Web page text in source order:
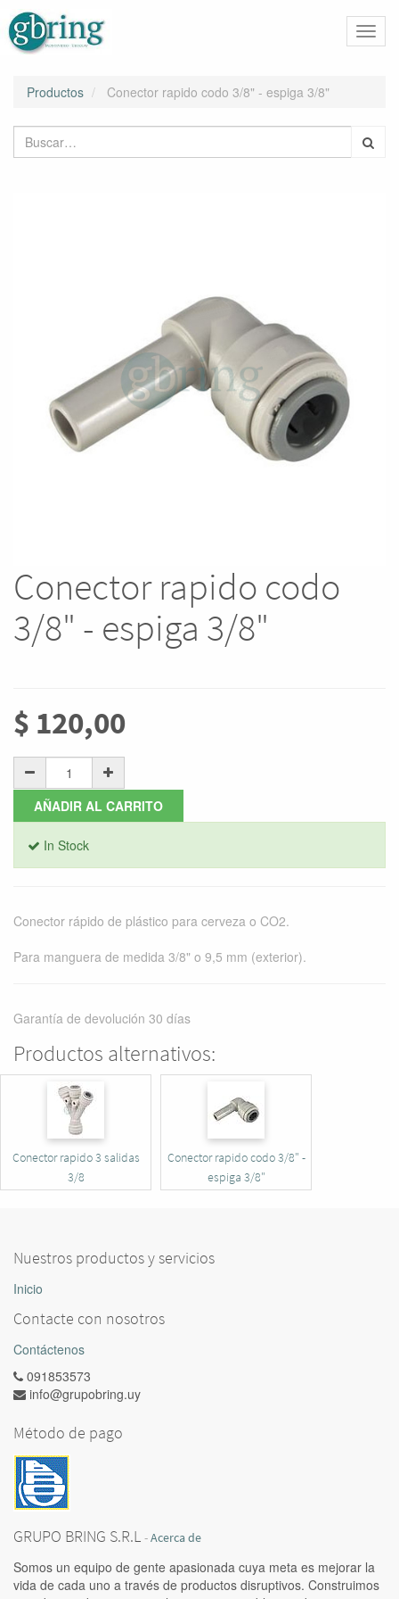
Productos Conector rapido codo 3/8" - espiga 3/8"
Conector rapido codo
3/8" - espiga 3/8"
$ 120,00
AÑADIR AL CARRITO
In Stock
Conector rápido de plástico para cerveza o CO2.
Para manguera de medida 3/8" o 9,5 mm (exterior).
Garantía de devolución 30 días
Productos alternativos:
Conector rapido 3 salidas
3/8
Conector rapido codo 3/8" -
espiga 3/8"
Nuestros productos y servicios
Inicio
Contacte con nosotros
Contáctenos
091853573
info@grupobring.uy
Método de pago
GRUPO BRING S.R.L -Acerca de
Somos un equipo de gente apasionada cuya meta es mejorar la
vida de cada uno a través de productos disruptivos. Construimos